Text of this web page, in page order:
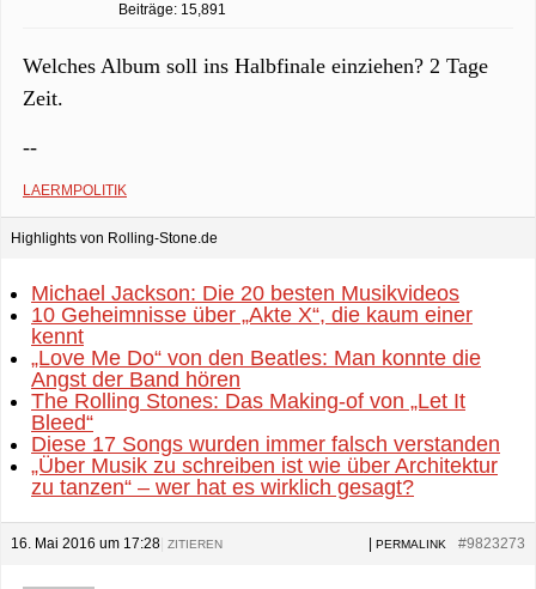
Beiträge: 15,891
Welches Album soll ins Halbfinale einziehen? 2 Tage
Zeit.
--
LAERMPOLITIK
Highlights von Rolling-Stone.de
Michael Jackson: Die 20 besten Musikvideos
10 Geheimnisse über „Akte X“, die kaum einer
kennt
„Love Me Do“ von den Beatles: Man konnte die
Angst der Band hören
The Rolling Stones: Das Making-of von „Let It
Bleed“
Diese 17 Songs wurden immer falsch verstanden
„Über Musik zu schreiben ist wie über Architektur
zu tanzen“ – wer hat es wirklich gesagt?
16. Mai 2016 um 17:28 #9823273
PERMALINK
ZITIEREN